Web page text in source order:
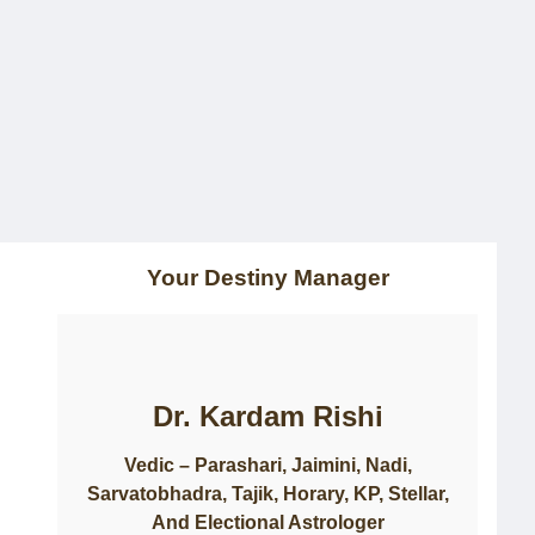
Your Destiny Manager
Dr. Kardam Rishi
Vedic – Parashari, Jaimini, Nadi,
Sarvatobhadra, Tajik, Horary, KP, Stellar,
And Electional Astrologer